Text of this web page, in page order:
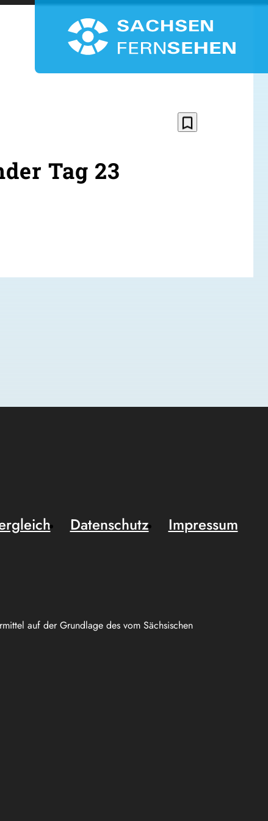
bookmark_border
Tag 23
auf der Grundlage des vom Sächsischen
Datenschutz
Impressum